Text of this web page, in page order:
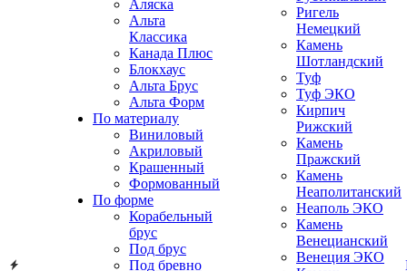
Аляска
Альта
Классика
Канада Плюс
Блокхаус
Альта Брус
Альта Форм
По материалу
Виниловый
Акриловый
Крашенный
Формованный
По форме
Корабельный
брус
Под брус
Под бревно
Ригель
Немецкий
Камень
Шотландский
Туф
Туф ЭКО
Кирпич
Рижский
Камень
Пражский
Камень
Неаполитанский
Неаполь ЭКО
Камень
Венецианский
Венеция ЭКО